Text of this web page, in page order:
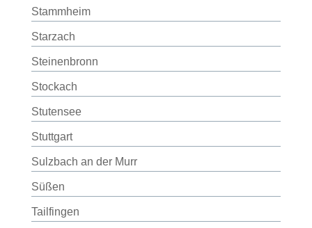
Stammheim
Starzach
Steinenbronn
Stockach
Stutensee
Stuttgart
Sulzbach an der Murr
Süßen
Tailfingen